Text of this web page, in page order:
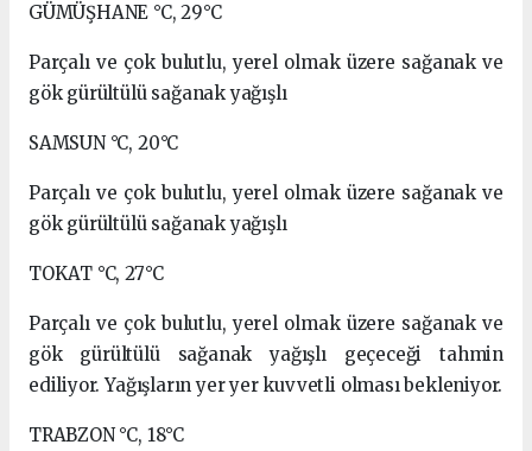
GÜMÜŞHANE °C, 29°C
Parçalı ve çok bulutlu, yerel olmak üzere sağanak ve
gök gürültülü sağanak yağışlı
SAMSUN °C, 20°C
Parçalı ve çok bulutlu, yerel olmak üzere sağanak ve
gök gürültülü sağanak yağışlı
TOKAT °C, 27°C
Parçalı ve çok bulutlu, yerel olmak üzere sağanak ve
gök gürültülü sağanak yağışlı geçeceği tahmin
ediliyor. Yağışların yer yer kuvvetli olması bekleniyor.
TRABZON °C, 18°C